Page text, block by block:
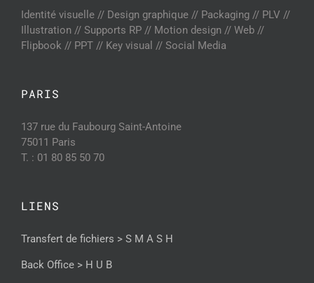
Identité visuelle // Design graphique // Packaging // PLV //
Illustration // Supports RP // Motion design // Web //
Flipbook // PPT // Key visual // Social Media
PARIS
137 rue du Faubourg Saint-Antoine
75011 Paris
T. : 01 80 85 50 70
LIENS
Transfert de fichiers > S M A S H
Back Office > H U B